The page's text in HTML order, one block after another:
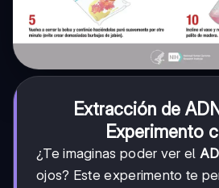
Extracción de
Experimento
¿Te imaginas poder ver el
ojos? Este experimento te